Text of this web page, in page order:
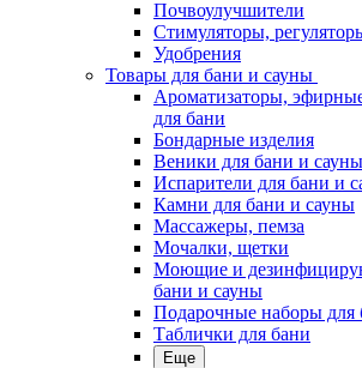
Почвоулучшители
Стимуляторы,
Удобрения
Товары для бани и сауны
Ароматизаторы,
для бани
Бондарные изделия
Веники для бани и сауны
Испарители для бани и
Камни для бани и сауны
Массажеры, пемза
Мочалки, щетки
Моющие и
бани и сауны
Подарочные наборы для
Таблички для бани
Еще